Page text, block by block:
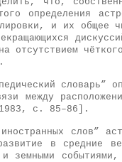
определения
и их общее
отсутствием
словарь”
между
с. 85–86].
слов”
в средние
земными